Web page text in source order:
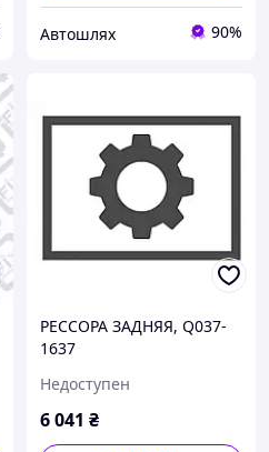
Автошлях 90%
РЕССОРА ЗАДНЯЯ, Q037-
1637
Недоступен
6 041 ₴